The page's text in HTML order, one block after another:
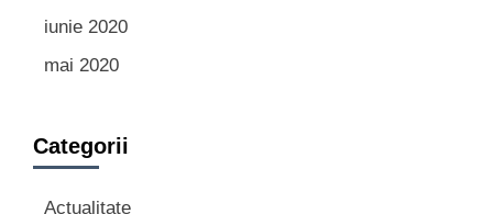
iunie 2020
mai 2020
Categorii
Actualitate